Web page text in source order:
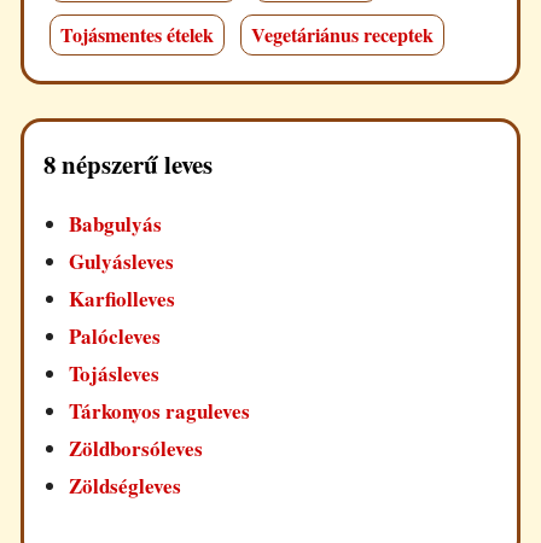
Tojásmentes ételek
Vegetáriánus receptek
8 népszerű leves
Babgulyás
Gulyásleves
Karfiolleves
Palócleves
Tojásleves
Tárkonyos raguleves
Zöldborsóleves
Zöldségleves